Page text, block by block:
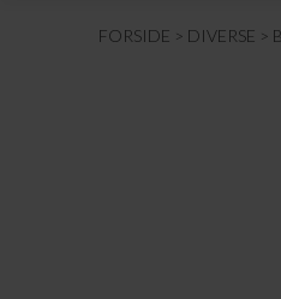
FORSIDE DIVERSE